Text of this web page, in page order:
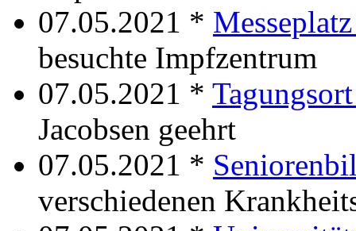
07.05.2021 *
besuchte Impfzentrum
07.05.2021 *
Jacobsen geehrt
07.05.2021 *
verschiedenen